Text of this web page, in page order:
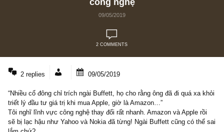
Bàn về việc ngài Buffett đầu tư vào cổ
công nghệ
2 replies 09/05/2019
“Nhiều cổ đông chỉ trích ngài Buffett, họ cho rằng ông đã đi quá